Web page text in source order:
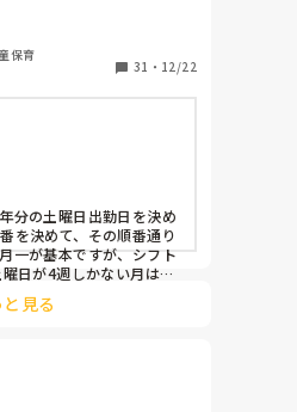
土曜出勤があることに
が、いざ勤務が始まる
ばかりです。
制限をかける
とのできる日を1日だ
が難しければ自身で代
らう
れることを考えていま
保育
31 ・ 12/22
分の土曜日出勤日を決め
を決めて、その順番通り
一が基本ですが、シフト
日が4週しかない月は無
日が出られない人は、同
して貰い、主任に報告し
見る